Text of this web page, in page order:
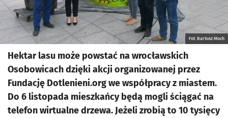
Fot. Bartosz Moch
Hektar lasu może powstać na wrocławskich
Osobowicach dzięki akcji organizowanej przez
Fundację Dotlenieni.org we współpracy z miastem.
Do 6 listopada mieszkańcy będą mogli ściągać na
telefon wirtualne drzewa. Jeżeli zrobią to 10 tysięcy